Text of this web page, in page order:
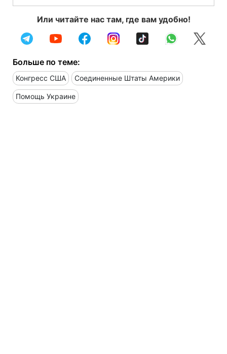
Или читайте нас там, где вам удобно!
Больше по теме:
Конгресс США Соединенные Штаты Америки
Помощь Украине